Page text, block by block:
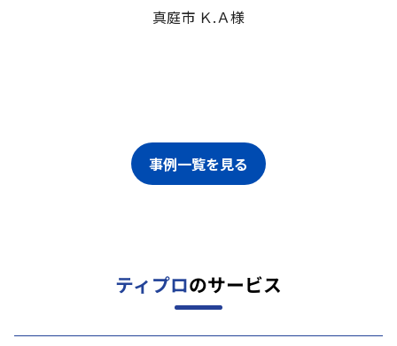
真庭市 Ｋ.Ａ様
事例一覧を見る
ティプロのサービス